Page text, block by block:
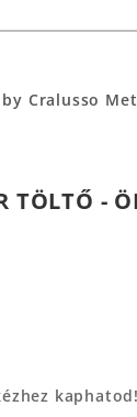
Cralusso
TÖLTŐ -
kaphatod!